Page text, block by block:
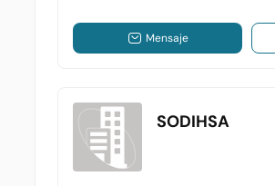
Mensaje
SODIHSA